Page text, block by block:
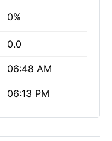
0%
0.0
06:48 AM
06:13 PM